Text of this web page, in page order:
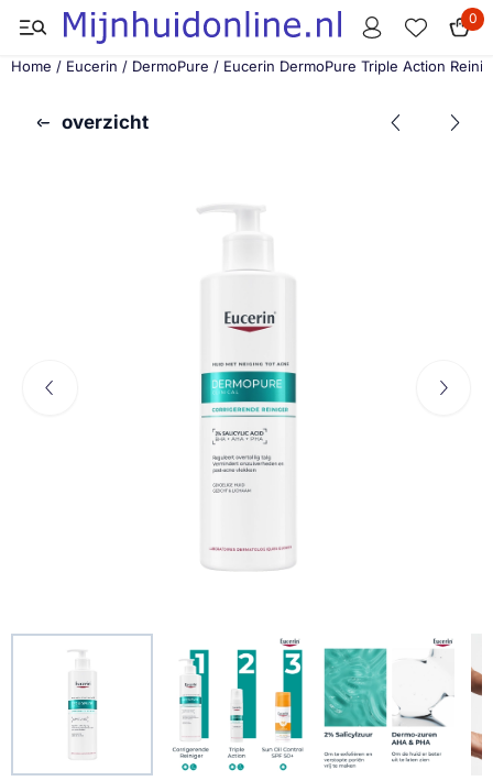
Cookievoorkeuren zijn momenteel gesloten. 0
Home / Eucerin / DermoPure / Eucerin DermoPure Triple Action
overzicht